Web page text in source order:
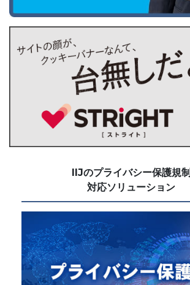
IIJのプライバシー保護規制
対応ソリューション